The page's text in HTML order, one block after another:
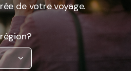
de votre voyage.